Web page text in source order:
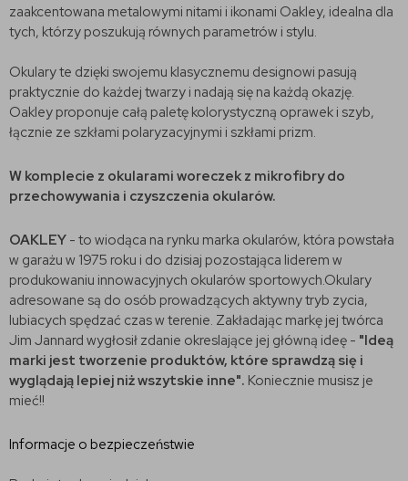
zaakcentowana metalowymi nitami i ikonami Oakley, idealna dla
tych, którzy poszukują równych parametrów i stylu.
Okulary te dzięki swojemu klasycznemu designowi pasują
praktycznie do każdej twarzy i nadają się na każdą okazję.
Oakley proponuje całą paletę kolorystyczną oprawek i szyb,
łącznie ze szkłami polaryzacyjnymi i szkłami prizm.
W komplecie z okularami woreczek z mikrofibry do
przechowywania i czyszczenia okularów.
OAKLEY - to wiodąca na rynku marka okularów, która powstała
w garażu w 1975 roku i do dzisiaj pozostająca liderem w
produkowaniu innowacyjnych okularów sportowych.Okulary
adresowane są do osób prowadzących aktywny tryb zycia,
lubiacych spędzać czas w terenie. Zakładając markę jej twórca
Jim Jannard wygłosił zdanie okreslające jej główną ideę - "Ideą
marki jest tworzenie produktów, które sprawdzą się i
wyglądają lepiej niż wszytskie inne". Koniecznie musisz je
mieć!!
Informacje o bezpieczeństwie